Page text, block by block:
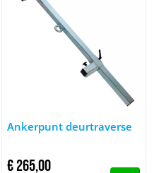
ankerpunt
Image Ankerpunt deurtraverse
Ankerpunt deurtraverse
€265,00